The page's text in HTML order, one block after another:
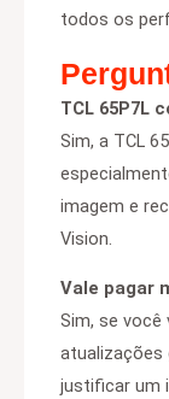
todos os
TCL 65P7L
Sim, a TCL
imagem e
Vision.
Vale pagar
Sim, se
atualizações
justificar um